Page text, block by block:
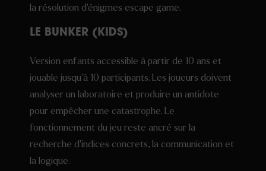
la résolution d’énigmes escape game.
LE BUNKER (KIDS)
Version enfants accessible à partir de 10 ans et
jouable jusqu’à 10 participants. Les joueurs doivent
analyser un laboratoire et produire un antidote
pour empêcher une catastrophe. Le
fonctionnement du jeu reste ancré sur la
recherche d’indices concrets, la communication et
la logique.